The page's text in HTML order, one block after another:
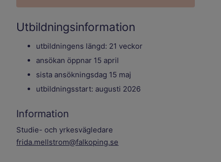
Utbildningsinformation
utbildningens längd: 21 veckor
ansökan öppnar 15 april
sista ansökningsdag 15 maj
utbildningsstart: augusti 2026
Information
Studie- och yrkesvägledare
frida.mellstrom@falkoping.se